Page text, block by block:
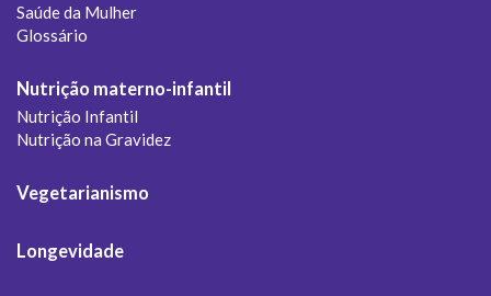
Saúde da Mulher
Glossário
Nutrição materno-infantil
Nutrição Infantil
Nutrição na Gravidez
Vegetarianismo
Longevidade